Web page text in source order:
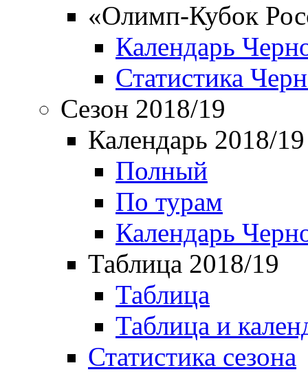
«Олимп-Кубок
Календарь
Статистика
Сезон 2018/19
Календарь 2018/19
Полный
По турам
Календарь
Таблица 2018/19
Таблица
Таблица и
Статистика сезона